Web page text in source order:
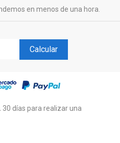
en menos de una hora.
Calcular
30 días para realizar una